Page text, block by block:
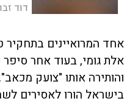
חמאס
דוד
אחד המרואיינים בתחקיר
אלת גומי, בעוד אחר
והותירה אותו "צועק
בישראל הורו לאסירים